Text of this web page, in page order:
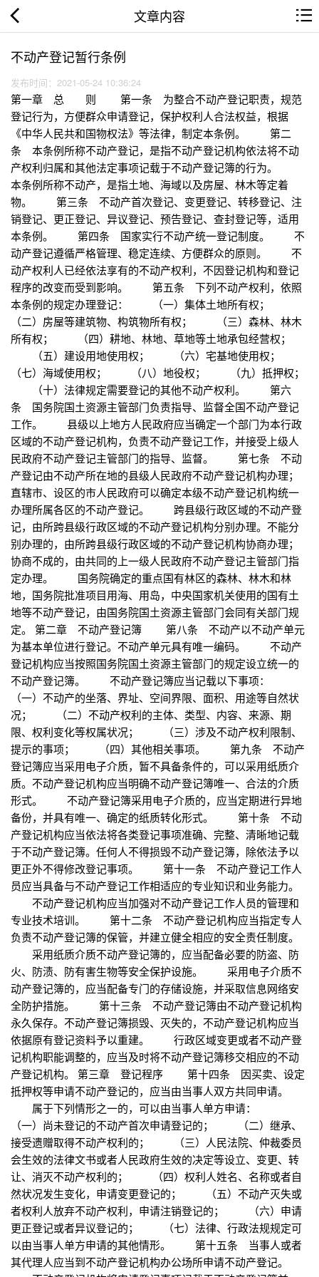
文章内容
不动产登记暂行条例
发布时间：2021-05-24 10:36:24
第一章 总 则 第一条 为整合不动产登记职责，规范
登记行为，方便群众申请登记，保护权利人合法权益，根据
《中华人民共和国物权法》等法律，制定本条例。 第二
条 本条例所称不动产登记，是指不动产登记机构依法将不动
产权利归属和其他法定事项记载于不动产登记簿的行为。
本条例所称不动产，是指土地、海域以及房屋、林木等定着
物。 第三条 不动产首次登记、变更登记、转移登记、注
销登记、更正登记、异议登记、预告登记、查封登记等，适用
本条例。 第四条 国家实行不动产统一登记制度。 不
动产登记遵循严格管理、稳定连续、方便群众的原则。 不
动产权利人已经依法享有的不动产权利，不因登记机构和登记
程序的改变而受到影响。 第五条 下列不动产权利，依照
本条例的规定办理登记： （一）集体土地所有权；
（二）房屋等建筑物、构筑物所有权； （三）森林、林木
所有权； （四）耕地、林地、草地等土地承包经营权；
（五）建设用地使用权； （六）宅基地使用权；
（七）海域使用权； （八）地役权； （九）抵押权；
（十）法律规定需要登记的其他不动产权利。 第六
条 国务院国土资源主管部门负责指导、监督全国不动产登记
工作。 县级以上地方人民政府应当确定一个部门为本行政
区域的不动产登记机构，负责不动产登记工作，并接受上级人
民政府不动产登记主管部门的指导、监督。 第七条 不动
产登记由不动产所在地的县级人民政府不动产登记机构办理；
直辖市、设区的市人民政府可以确定本级不动产登记机构统一
办理所属各区的不动产登记。 跨县级行政区域的不动产登
记，由所跨县级行政区域的不动产登记机构分别办理。不能分
别办理的，由所跨县级行政区域的不动产登记机构协商办理；
协商不成的，由共同的上一级人民政府不动产登记主管部门指
定办理。 国务院确定的重点国有林区的森林、林木和林
地，国务院批准项目用海、用岛，中央国家机关使用的国有土
地等不动产登记，由国务院国土资源主管部门会同有关部门规
定。 第二章 不动产登记簿 第八条 不动产以不动产单元
为基本单位进行登记。不动产单元具有唯一编码。 不动产
登记机构应当按照国务院国土资源主管部门的规定设立统一的
不动产登记簿。 不动产登记簿应当记载以下事项：
（一）不动产的坐落、界址、空间界限、面积、用途等自然状
况； （二）不动产权利的主体、类型、内容、来源、期
限、权利变化等权属状况； （三）涉及不动产权利限制、
提示的事项； （四）其他相关事项。 第九条 不动产
登记簿应当采用电子介质，暂不具备条件的，可以采用纸质介
质。不动产登记机构应当明确不动产登记簿唯一、合法的介质
形式。 不动产登记簿采用电子介质的，应当定期进行异地
备份，并具有唯一、确定的纸质转化形式。 第十条 不动
产登记机构应当依法将各类登记事项准确、完整、清晰地记载
于不动产登记簿。任何人不得损毁不动产登记簿，除依法予以
更正外不得修改登记事项。 第十一条 不动产登记工作人
员应当具备与不动产登记工作相适应的专业知识和业务能力。
不动产登记机构应当加强对不动产登记工作人员的管理和
专业技术培训。 第十二条 不动产登记机构应当指定专人
负责不动产登记簿的保管，并建立健全相应的安全责任制度。
采用纸质介质不动产登记簿的，应当配备必要的防盗、防
火、防渍、防有害生物等安全保护设施。 采用电子介质不
动产登记簿的，应当配备专门的存储设施，并采取信息网络安
全防护措施。 第十三条 不动产登记簿由不动产登记机构
永久保存。不动产登记簿损毁、灭失的，不动产登记机构应当
依据原有登记资料予以重建。 行政区域变更或者不动产登
记机构职能调整的，应当及时将不动产登记簿移交相应的不动
产登记机构。 第三章 登记程序 第十四条 因买卖、设定
抵押权等申请不动产登记的，应当由当事人双方共同申请。
属于下列情形之一的，可以由当事人单方申请：
（一）尚未登记的不动产首次申请登记的； （二）继承、
接受遗赠取得不动产权利的； （三）人民法院、仲裁委员
会生效的法律文书或者人民政府生效的决定等设立、变更、转
让、消灭不动产权利的； （四）权利人姓名、名称或者自
然状况发生变化，申请变更登记的； （五）不动产灭失或
者权利人放弃不动产权利，申请注销登记的； （六）申请
更正登记或者异议登记的； （七）法律、行政法规规定可
以由当事人单方申请的其他情形。 第十五条 当事人或者
其代理人应当到不动产登记机构办公场所申请不动产登记。